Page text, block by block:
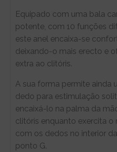
Equipado com uma bala
potente, com 10 funções
este anel encaixa-se
deixando-o mais erecto e
extra ao clitóris.
A sua forma permite ainda
dedo para estimulação
encaixá-lo na palma da
clitóris enquanto exercita o
com os dedos no interior
ponto G.